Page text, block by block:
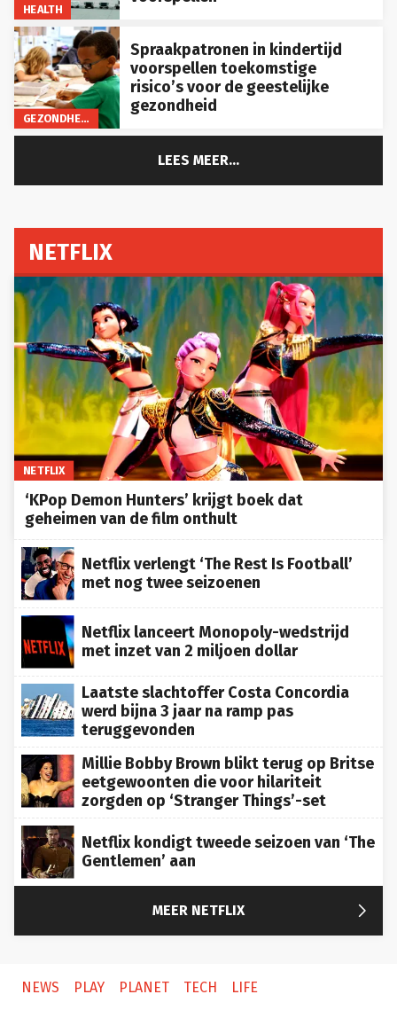
HEALTH
GEZONDHEID
Spraakpatronen in kindertijd
voorspellen toekomstige
risico’s voor de geestelijke
gezondheid
LEES MEER...
NETFLIX
NETFLIX
‘KPop Demon Hunters’ krijgt boek dat
geheimen van de film onthult
Netflix verlengt ‘The Rest Is Football’
met nog twee seizoenen
Netflix lanceert Monopoly-wedstrijd
met inzet van 2 miljoen dollar
Laatste slachtoffer Costa Concordia
werd bijna 3 jaar na ramp pas
teruggevonden
Millie Bobby Brown blikt terug op Britse
eetgewoonten die voor hilariteit
zorgden op ‘Stranger Things’-set
Netflix kondigt tweede seizoen van ‘The
Gentlemen’ aan
MEER NETFLIX 
NEWS PLAY PLANET TECH LIFE